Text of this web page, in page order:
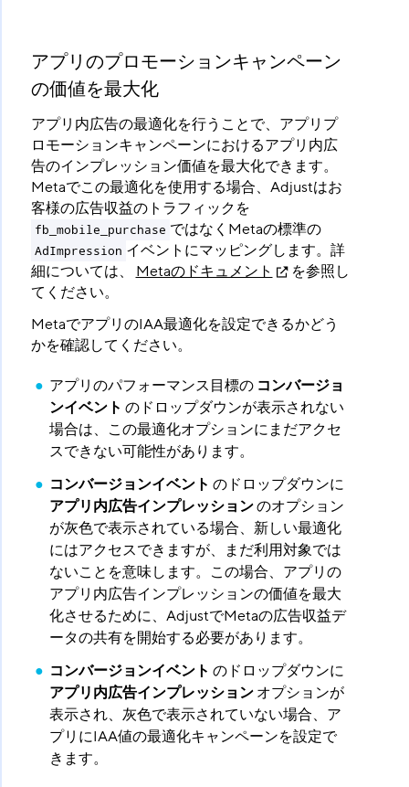
アプリのプロモーションキャンペーン
の価値を最大化
アプリ内広告の最適化を行うことで、アプリプ
ロモーションキャンペーンにおけるアプリ内広
告のインプレッション価値を最大化できます。
Metaでこの最適化を使用する場合、Adjustはお
客様の広告収益のトラフィックを
fb_mobile_purchase ではなくMetaの標準の
AdImpression イベントにマッピングします。詳
細については、 Metaのドキュメント
を参照し
てください。
MetaでアプリのIAA最適化を設定できるかどう
かを確認してください。
アプリのパフォーマンス目標の コンバージョ
ンイベント ​ のドロップダウンが表示されない
場合は、この最適化オプションにまだアクセ
スできない可能性があります。
コンバージョンイベント ​ のドロップダウンに
アプリ内広告インプレッション​ のオプション
が灰色で表示されている場合、新しい最適化
にはアクセスできますが、まだ利用対象では
ないことを意味します。この場合、アプリの
アプリ内広告インプレッションの価値を最大
化させるために、AdjustでMetaの広告収益デ
ータの共有を開始する必要があります。
コンバージョンイベント ​ のドロップダウンに
アプリ内広告インプレッション​ オプションが
表示され、灰色で表示されていない場合、ア
プリにIAA値の最適化キャンペーンを設定で
きます。